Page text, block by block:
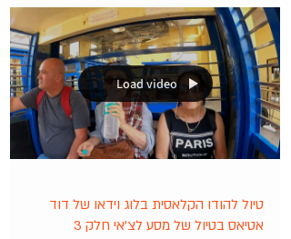
Load video
טיול להודו הקלאסית בלוג וידאו של דוד
אטיאס בטיול של מסע לצ'אי חלק 3